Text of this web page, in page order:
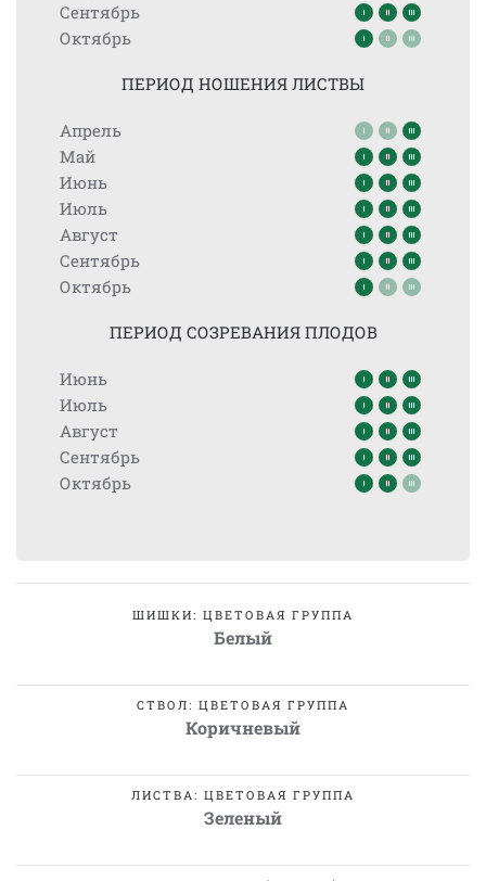
Сентябрь
Октябрь
ПЕРИОД НОШЕНИЯ ЛИСТВЫ
Апрель
Май
Июнь
Июль
Август
Сентябрь
Октябрь
ПЕРИОД СОЗРЕВАНИЯ ПЛОДОВ
Июнь
Июль
Август
Сентябрь
Октябрь
ШИШКИ: ЦВЕТОВАЯ ГРУППА
Белый
СТВОЛ: ЦВЕТОВАЯ ГРУППА
Коричневый
ЛИСТВА: ЦВЕТОВАЯ ГРУППА
Зеленый